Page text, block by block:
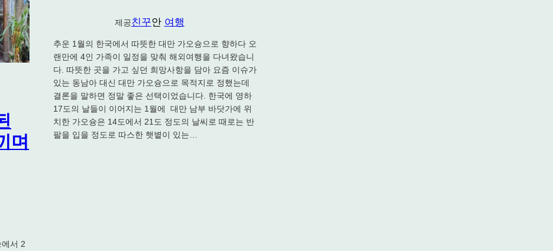
며
서 2
제공친꾸안 여행
추운 1월의 한국에서 따뜻한 대만 가오슝으로 향하다 오
랜만에 4인 가족이 일정을 맞춰 해외여행을 다녀왔습니
다. 따뜻한 곳을 가고 싶던 희망사항을 담아 요즘 이슈가
있는 동남아 대신 대만 가오슝으로 목적지로 정했는데
결론을 말하면 정말 좋은 선택이었습니다. 한국에 영하
17도의 날들이 이어지는 1월에 대만 남부 바닷가에 위
치한 가오슝은 14도에서 21도 정도의 날씨로 때로는 반
팔을 입을 정도로 따스한 햇볕이 있는…